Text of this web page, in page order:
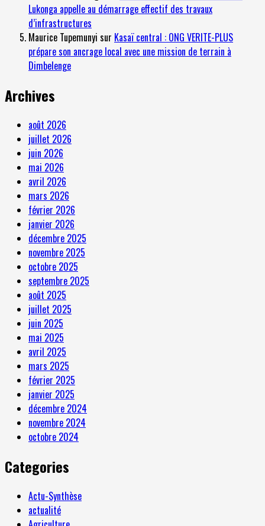
Lukonga appelle au démarrage effectif des travaux
d’infrastructures
Maurice Tupemunyi sur Kasaï central : ONG VERITE-PLUS
prépare son ancrage local avec une mission de terrain à
Dimbelenge
Archives
août 2026
juillet 2026
juin 2026
mai 2026
avril 2026
mars 2026
février 2026
janvier 2026
décembre 2025
novembre 2025
octobre 2025
septembre 2025
août 2025
juillet 2025
juin 2025
mai 2025
avril 2025
mars 2025
février 2025
janvier 2025
décembre 2024
novembre 2024
octobre 2024
Categories
Actu-Synthèse
actualité